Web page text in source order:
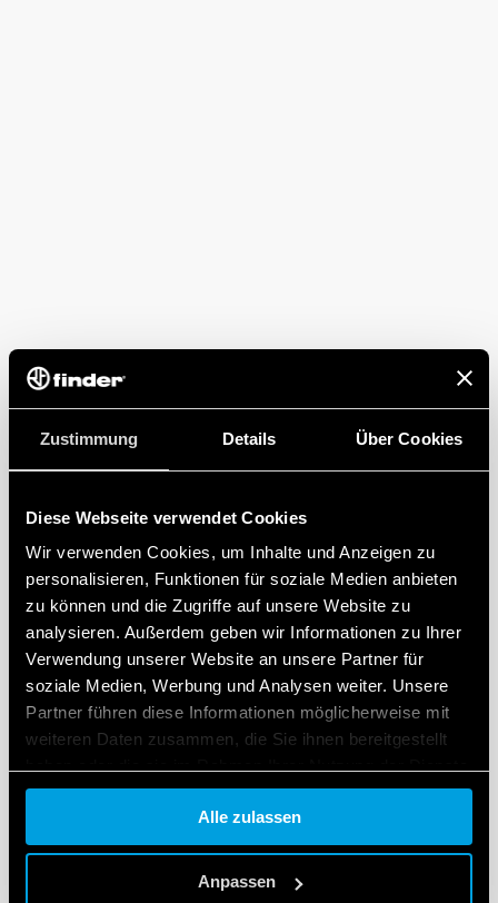
Zustimmung Details Über Cookies
Diese Webseite verwendet Cookies
Wir verwenden Cookies, um Inhalte und Anzeigen zu
personalisieren, Funktionen für soziale Medien anbieten
zu können und die Zugriffe auf unsere Website zu
analysieren. Außerdem geben wir Informationen zu Ihrer
Verwendung unserer Website an unsere Partner für
soziale Medien, Werbung und Analysen weiter. Unsere
Partner führen diese Informationen möglicherweise mit
weiteren Daten zusammen, die Sie ihnen bereitgestellt
gesammelt haben.
Cookie policy.
Alle zulassen
Anpassen